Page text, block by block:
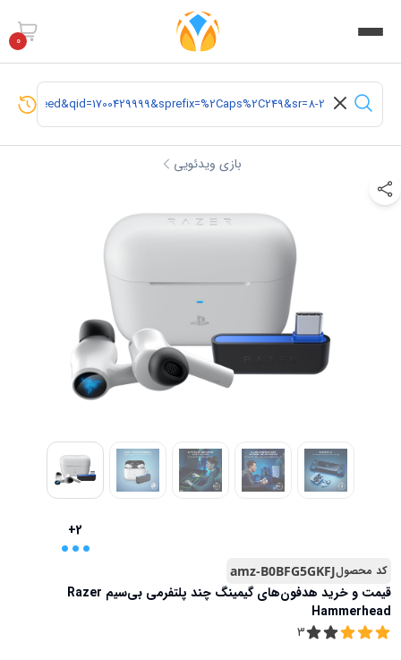
0
بازی ویدئویی
+2
...
کد محصولamz-B0BFG5GKFJ
قیمت و خرید
هدفون‌های گیمینگ چند پلتفرمی بی‌سیم Razer
Hammerhead
3